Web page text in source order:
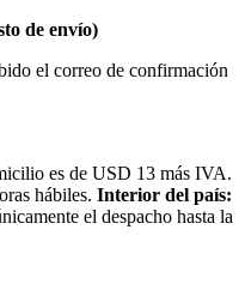
de envío)
el correo de confirmación
es de USD 13 más IVA.
hábiles. Interior del país:
el despacho hasta la